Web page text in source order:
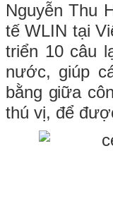
Nguyễn Thu
tế WLIN tại
triển 10 câu
nước, giúp
bằng giữa
thú vị, để